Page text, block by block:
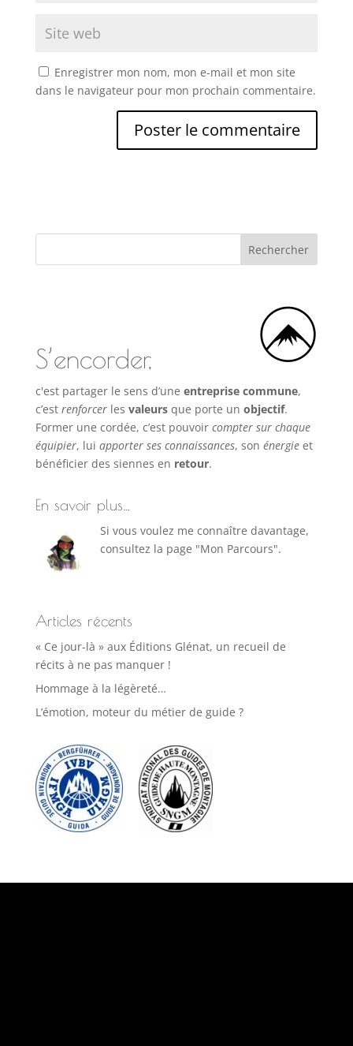
Enregistrer mon nom, mon e-mail et mon site
dans le navigateur pour mon prochain commentaire.
S’encorder,
c'est partager le sens d’une entreprise commune,
c’est renforcerles valeursque porte un objectif.
Former une cordée, c’est pouvoircompter sur chaque
équipier, lui apporter ses connaissances, son énergieet
bénéficier des siennes en retour.
En savoir plus…
Si vous voulez me connaître davantage,
consultez la page "Mon Parcours".
Articles récents
« Ce jour-là » aux Éditions Glénat, un recueil de
récits à ne pas manquer !
Hommage à la légèreté…
L’émotion, moteur du métier de guide ?